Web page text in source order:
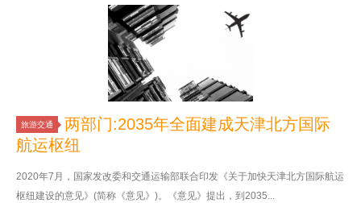
旅游交通
两部门:2035年全面建成天津北方国际
航运枢纽
2020年7月，国家发改委和交通运输部联合印发《关于加快天津北方国际航运
枢纽建设的意见》(简称《意见》)。《意见》提出，到2035...